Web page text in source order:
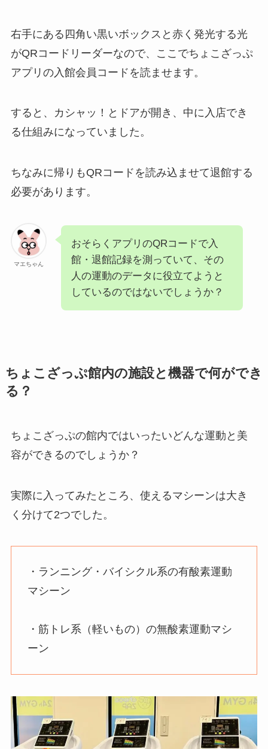
右手にある四角い黒いボックスと赤く発光する光
がQRコードリーダーなので、ここでちょこざっぷ
アプリの入館会員コードを読ませます。
すると、カシャッ！とドアが開き、中に入店でき
る仕組みになっていました。
ちなみに帰りもQRコードを読み込ませて退館する
必要があります。
マエちゃん
おそらくアプリのQRコードで入
館・退館記録を測っていて、その
人の運動のデータに役立てようと
しているのではないでしょうか？
ちょこざっぷ館内の施設と機器で何ができ
る？
ちょこざっぷの館内ではいったいどんな運動と美
容ができるのでしょうか？
実際に入ってみたところ、使えるマシーンは大き
く分けて2つでした。
・ランニング・バイシクル系の有酸素運動
マシーン
・筋トレ系（軽いもの）の無酸素運動マシ
ーン